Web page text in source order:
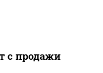
с продажи